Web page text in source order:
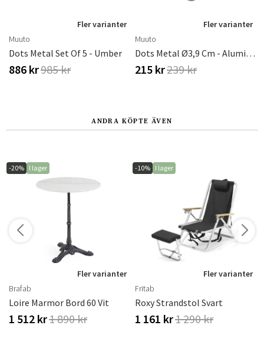
Fler varianter
Muuto
Dots Metal Set Of 5 - Umber
886 kr985 kr
Fler varianter
Muuto
Dots Metal Ø3,9 Cm - Aluminum
215 kr239 kr
ANDRA KÖPTE ÄVEN
-20% I lager
Fler varianter
Brafab
Loire Marmor Bord 60 Vit
1 512 kr1 890 kr
-10% I lager
Fler varianter
Fritab
Roxy Strandstol Svart
1 161 kr1 290 kr